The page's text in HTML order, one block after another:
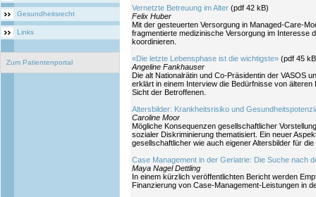
Gesundheitsrecht
Links
Zum Patientenportal
Vernetzte Betreuung im Alter (pdf 42 kB)
Felix Huber
Mit der gesteuerten Versorgung in Managed-Care-
fragmentierte medizinische Versorgung im Interesse
koordinieren.
«Die letzte Lebensphase ist die wichtigste» (pdf 45
Angeline Fankhauser
Die alt Nationalrätin und Co-Präsidentin der VASOS
erklärt in einem Interview die Bedürfnisse von älteren
Sicht der Betroffenen.
Altersbilder: Krankheitsrisiko und
Caroline Moor
Mögliche Konsequenzen gesellschaftlicher
sozialer Diskriminierung thematisiert. Ein neuer
gesellschaftlicher wie auch eigener Altersbilder für
Case Management in der Geriatrie: Die Suche nach
Maya Nagel Dettling
In einem kürzlich veröffentlichten Bericht werden
Finanzierung von Case-Management-Leistungen in